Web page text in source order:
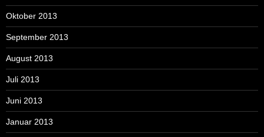
Oktober 2013
September 2013
August 2013
Juli 2013
Juni 2013
Januar 2013